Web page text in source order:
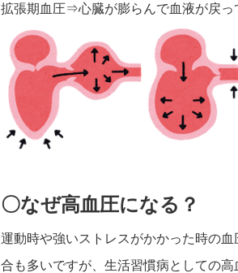
拡張期血圧⇒心臓が膨らんで血液が戻っ
〇なぜ高血圧になる？
運動時や強いストレスがかかった時の
合も多いですが、生活習慣病としての